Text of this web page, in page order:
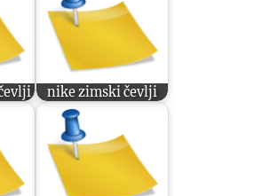
nike zimski čevlji